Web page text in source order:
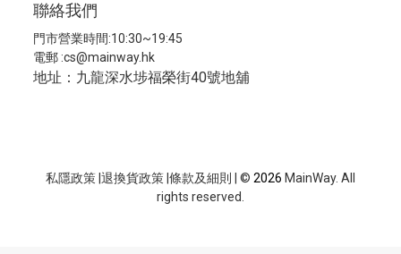
聯絡我們
門市營業時間:10:30~19:45
電郵 :cs@mainway.hk
地址：九龍深水埗福榮街40號地舖
私隱政策 退換貨政策 條款及細則 | © 2026 MainWay. All
rights reserved.